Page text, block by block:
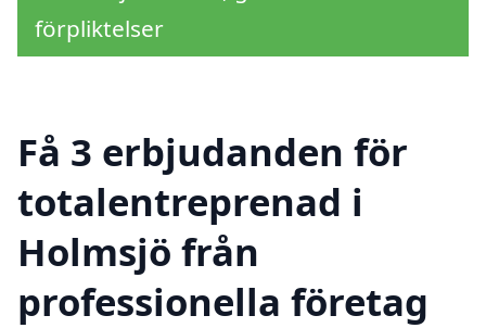
förpliktelser
Få 3 erbjudanden för
totalentreprenad i
Holmsjö från
professionella företag